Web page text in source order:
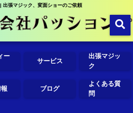
出張マジック、変面ショーのご依頼
ー
サービス
出張マジッ
ク
ブログ
よくある質
問